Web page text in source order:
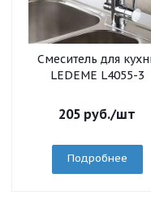
Смеситель для
LEDEME L4055-3
205 руб./шт
Подробнее